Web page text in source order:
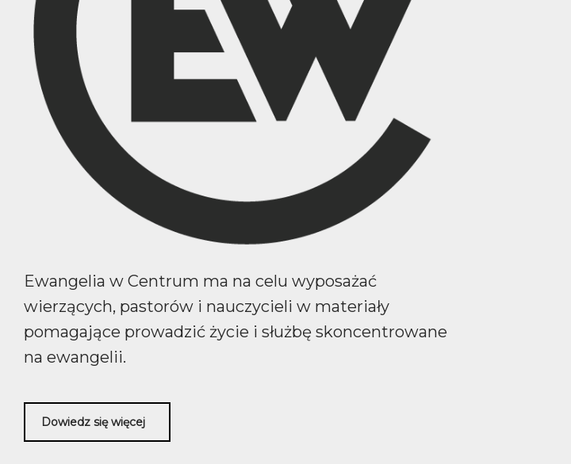
Ewangelia w Centrum ma na celu wyposażać
wierzących, pastorów i nauczycieli w materiały
pomagające prowadzić życie i służbę skoncentrowane
na ewangelii.
Dowiedz się więcej